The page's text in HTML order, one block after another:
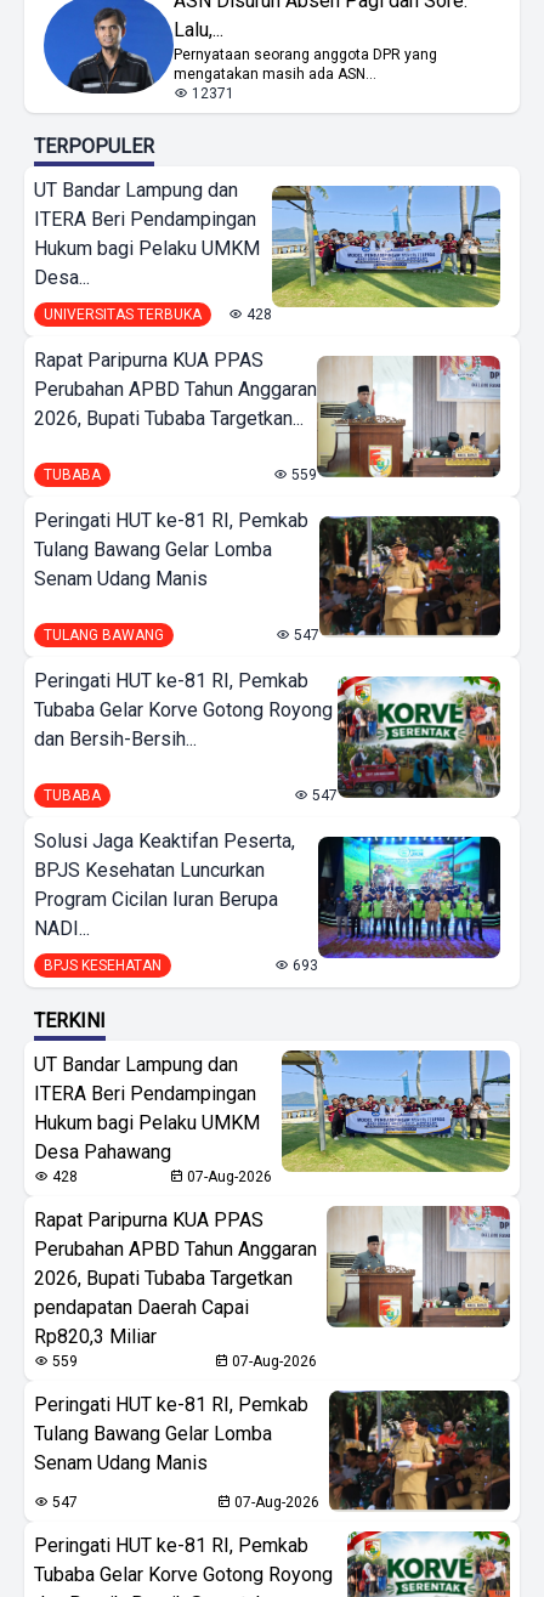
Lalu,...
Pernyataan seorang anggota DPR yang
mengatakan masih ada ASN...
12371
TERPOPULER
UT Bandar Lampung dan
ITERA Beri Pendampingan
Hukum bagi Pelaku UMKM
Desa...
UNIVERSITAS TERBUKA 428
Rapat Paripurna KUA PPAS
Perubahan APBD Tahun Anggaran
2026, Bupati Tubaba Targetkan...
TUBABA 559
Peringati HUT ke-81 RI, Pemkab
Tulang Bawang Gelar Lomba
Senam Udang Manis
TULANG BAWANG 547
Peringati HUT ke-81 RI, Pemkab
Tubaba Gelar Korve Gotong Royong
dan Bersih-Bersih...
TUBABA 547
Solusi Jaga Keaktifan Peserta,
BPJS Kesehatan Luncurkan
Program Cicilan Iuran Berupa
NADI...
BPJS KESEHATAN 693
TERKINI
UT Bandar Lampung dan
ITERA Beri Pendampingan
Hukum bagi Pelaku UMKM
Desa Pahawang
428 07-Aug-2026
Rapat Paripurna KUA PPAS
Perubahan APBD Tahun Anggaran
2026, Bupati Tubaba Targetkan
pendapatan Daerah Capai
Rp820,3 Miliar
559 07-Aug-2026
Peringati HUT ke-81 RI, Pemkab
Tulang Bawang Gelar Lomba
Senam Udang Manis
547 07-Aug-2026
Peringati HUT ke-81 RI, Pemkab
Tubaba Gelar Korve Gotong Royong